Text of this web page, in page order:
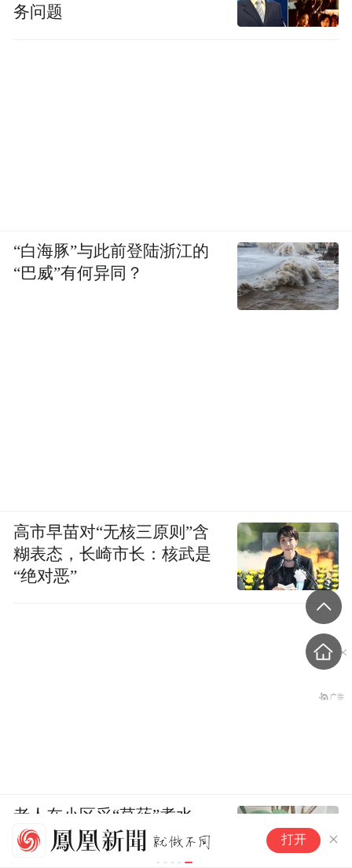
拓新药业：
超2.28亿元
打开
务问题
“白海豚”与此前登陆浙江的
“巴威”有何异同？
高市早苗对“无核三原则”含
糊表态，长崎市长：核武是
“绝对恶”
老人在小区采“草药”煮水，
妻子喝了昏迷进ICU，儿子精